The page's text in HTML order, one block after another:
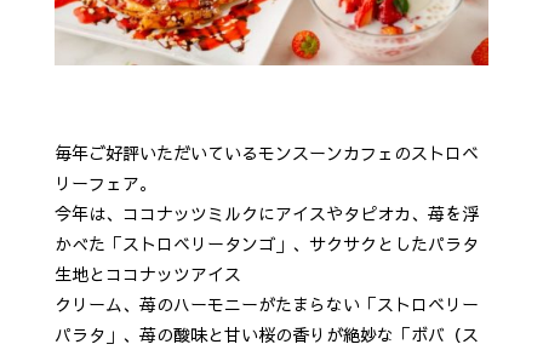
毎年ご好評いただいているモンスーンカフェのストロベ
リーフェア。
今年は、ココナッツミルクにアイスやタピオカ、苺を浮
かべた「ストロベリータンゴ」、サクサクとしたパラタ
生地とココナッツアイス
クリーム、苺のハーモニーがたまらない「ストロベリー
パラタ」、苺の酸味と甘い桜の香りが絶妙な「ボバ（ス